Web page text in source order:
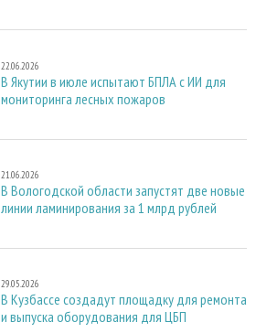
22.06.2026
В Якутии в июле испытают БПЛА с ИИ для
мониторинга лесных пожаров
21.06.2026
В Вологодской области запустят две новые
линии ламинирования за 1 млрд рублей
29.05.2026
В Кузбассе создадут площадку для ремонта
и выпуска оборудования для ЦБП